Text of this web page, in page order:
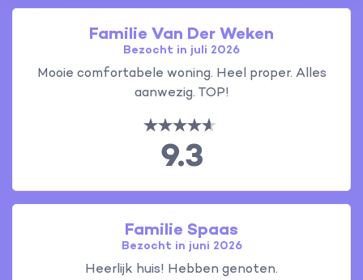
Familie Van Der Weken
Bezocht in juli 2026
Mooie comfortabele woning. Heel proper. Alles
aanwezig. TOP!
9.3
Familie Spaas
Bezocht in juni 2026
Heerlijk huis! Hebben genoten.